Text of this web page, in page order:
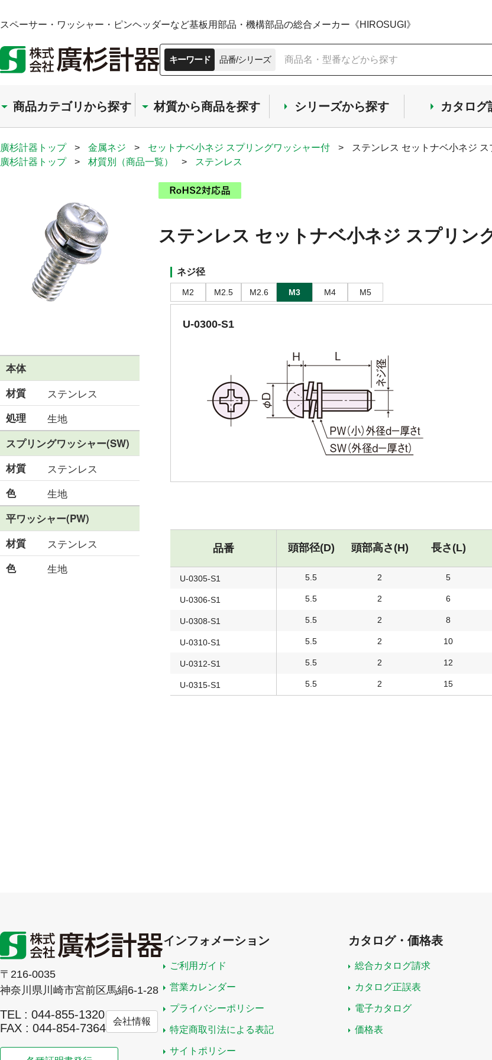
スペーサー・ワッシャー・ピンヘッダーなど基板用部品・機構部品の総合メーカー《HIROSUGI》
キーワード 品番/シリーズ
商品カテゴリから探す 材質から商品を探す シリーズから探す カタログ
廣杉計器トップ > 金属ネジ > セットナベ小ネジ スプリングワッシャー付 >
ステンレス セットナベ小ネジ
廣杉計器トップ
> 材質別（商品一覧） > ステンレス
本体
材質
ステンレス
処理 生地
スプリングワッシャー(SW)
材質
ステンレス
色 生地
平ワッシャー(PW)
材質
ステンレス
色 生地
ステンレス セットナベ小ネジ スプリン
ネジ径
M2 M2.5 M2.6 M3 M4 M5
U-0300-S1
品番 頭部径(D) 頭部高さ(H) 長さ(L)
U-0305-S1 5.5 2 5
U-0306-S1 5.5 2 6
U-0308-S1 5.5 2 8
U-0310-S1 5.5 2 10
U-0312-S1 5.5 2 12
U-0315-S1 5.5 2 15
〒216-0035
神奈川県川崎市宮前区馬絹6-1-28
TEL : 044-855-1320
FAX : 044-854-7364
会社情報
インフォメーション
ご利用ガイド
営業カレンダー
プライバシーポリシー
特定商取引法による表記
サイトポリシー
カタログ・価格表
総合カタログ請求
カタログ正誤表
電子カタログ
価格表